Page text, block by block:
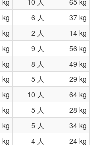
kg 10 人
65 kg
kg 6 人
37 kg
kg 2 人
14 kg
kg 9 人
56 kg
kg 8 人
49 kg
kg 5 人
29 kg
kg 10 人
64 kg
kg 5 人
28 kg
kg 5 人
34 kg
kg 4 人
24 kg